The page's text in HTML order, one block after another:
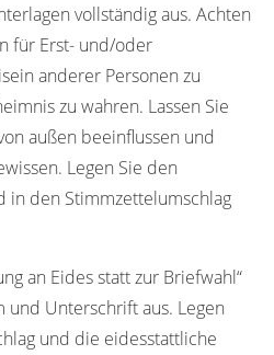
vollständig aus. Achten
für Erst- und/oder
anderer Personen zu
zu wahren. Lassen Sie
außen beeinflussen und
Legen Sie den
in den Stimmzettelumschlag
an Eides statt zur Briefwahl“
und Unterschrift aus. Legen
und die eidesstattliche